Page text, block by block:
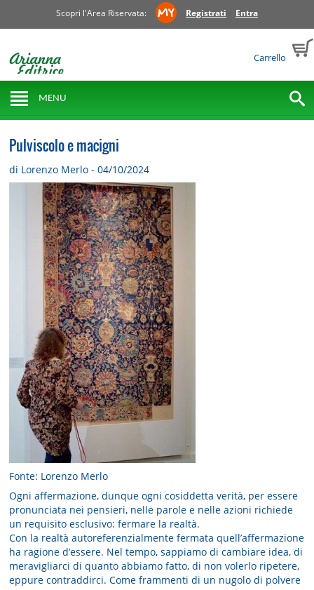
Scopri l'Area Riservata: Registrati Entra
Carrello
MENU
Pulviscolo e macigni
di Lorenzo Merlo - 04/10/2024
Fonte: Lorenzo Merlo
Ogni affermazione, dunque ogni cosiddetta verità, per essere
pronunciata nei pensieri, nelle parole e nelle azioni richiede
un requisito esclusivo: fermare la realtà.
Con la realtà autoreferenzialmente fermata quell’affermazione
ha ragione d’essere. Nel tempo, sappiamo di cambiare idea, di
meravigliarci di quanto abbiamo fatto, di non volerlo ripetere,
eppure contraddirci. Come frammenti di un nugolo di polvere